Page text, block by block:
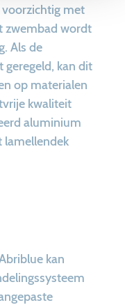
voorzichtig met
zwembad wordt
Als de
geregeld, kan dit
op materialen
kwaliteit
aluminium
lamellendek
kan